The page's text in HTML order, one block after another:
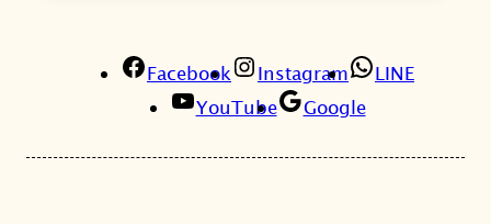
c
8
4
Facebook Instagram
LINE
YouTube
Google